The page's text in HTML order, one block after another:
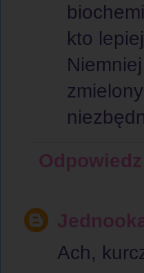
kto
Odpowiedz
Ach,